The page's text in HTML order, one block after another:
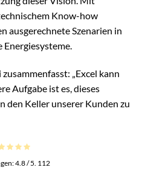
Know-how
ausgerechnete Szenarien in
„Excel kann
Aufgabe ist es, dieses
den Keller unserer Kunden zu
4.8/ 5. 112